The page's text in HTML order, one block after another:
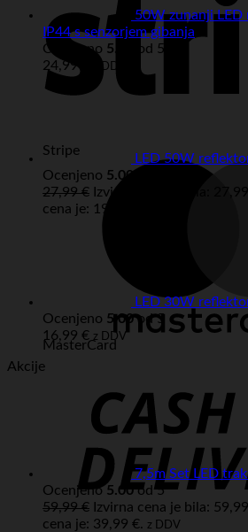
Stripe
MasterCard
50W zunanji
IP44 s senzorjem gibanja
Ocenjeno 5.00
od 5
24,99
z DDV
LED 50W
Ocenjeno 5.00
27,99€ Izvirna cena je bila: 27,99
cena je: 19,99 €.
LED 30W
Ocenjeno 5.00od 5
16,99 € z DDV
Akcije
7,5m Set LED
Ocenjeno5.00od 5
59,99€ Izvirna cena je bila:
cena je: 39,99 €. z DDV